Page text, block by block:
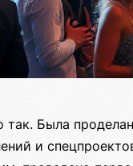
так. Была
и